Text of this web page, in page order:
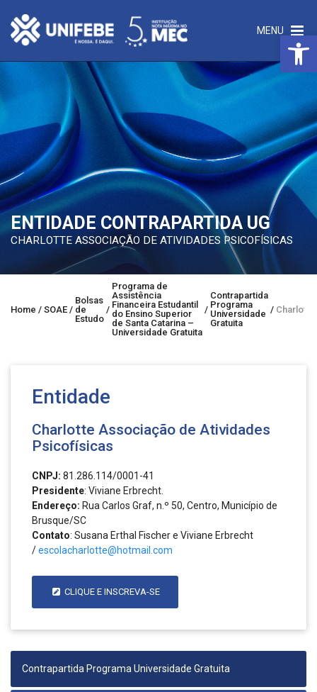
MENU
ENTIDADE CONTRAPARTIDA UG
CHARLOTTE ASSOCIAÇÃO DE ATIVIDADES PSICOFÍSICAS
Home / SOAE /
Bolsas
de
Estudo
/
Programa de
Assistência
Financeira Estudantil
do Ensino Superior
de Santa Catarina –
Universidade Gratuita
/
Contrapartida
Programa
Universidade
Gratuita
/
Entidade
Charlotte Associação de Atividades
Psicofísicas
CNPJ: 81.286.114/0001-41
Presidente: Viviane Erbrecht.
Endereço: Rua Carlos Graf, n.º 50, Centro, Município de
Brusque/SC
Contato: Susana Erthal Fischer e Viviane Erbrecht
/escolacharlotte@hotmail.com
CLIQUE E INSCREVA-SE
Contrapartida Programa Universidade Gratuita